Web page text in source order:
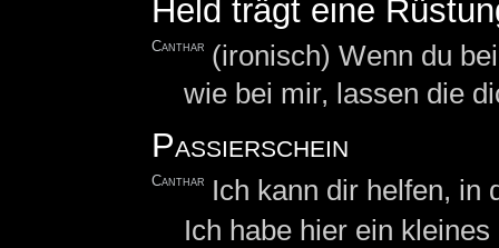
Held trägt eine
Canthar (ironisch) Wenn du
wie bei mir, lassen die
Passierschein
Canthar
Ich kann dir helfen, in
Ich habe hier ein